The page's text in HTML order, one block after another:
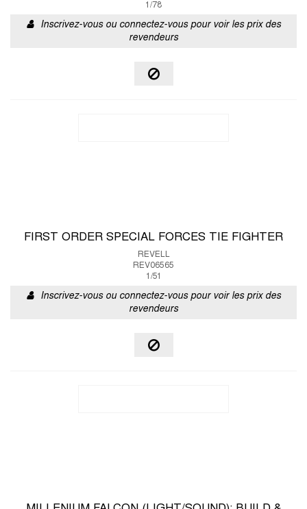
1/78
Inscrivez-vous ou connectez-vous pour voir les prix des
revendeurs
FIRST ORDER SPECIAL FORCES TIE FIGHTER
REVELL
REV06565
1/51
Inscrivez-vous ou connectez-vous pour voir les prix des
revendeurs